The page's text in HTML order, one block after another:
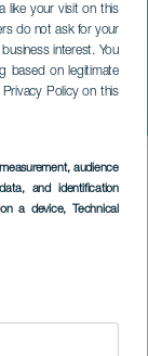
like your visit on this
do not ask for your
interest. You
based on legitimate
Policy on this
audience
and identification
a device, Technical